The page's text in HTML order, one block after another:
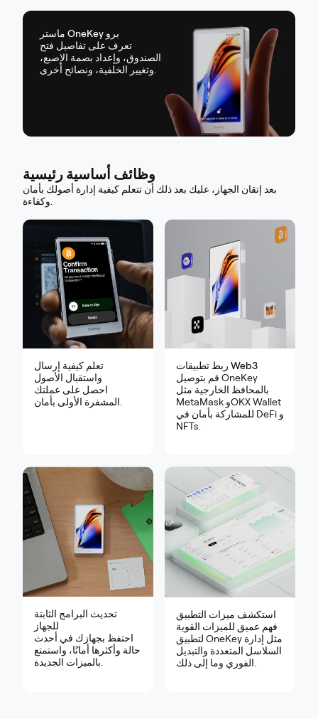
ماستر OneKey برو
تعرف على تفاصيل فتح
الصندوق، وإعداد بصمة الإصبع،
وتغيير الخلفية، ونصائح أخرى.
وظائف أساسية رئيسية
بعد إتقان الجهاز، عليك بعد ذلك أن تتعلم كيفية إدارة أصولك بأمان
وكفاءة.
تعلم كيفية إرسال
واستقبال الأصول
احصل على عملتك
المشفرة الأولى بأمان.
ربط تطبيقات Web3
قم بتوصيل OneKey
بالمحافظ الخارجية مثل
MetaMask وOKX Wallet
للمشاركة بأمان في DeFi و
NFTs.
تحديث البرامج الثابتة
للجهاز
احتفظ بجهازك في أحدث
حالة وأكثرها أمانًا، واستمتع
استكشف ميزات التطبيق
فهم عميق للميزات القوية
لتطبيق OneKey مثل إدارة
السلاسل المتعددة والتبديل
الفوري وما إلى ذلك.